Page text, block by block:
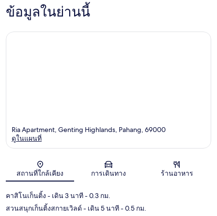
ข้อมูลในย่านนี้
แผนที่
Ria Apartment, Genting Highlands, Pahang, 69000
ดูในแผนที่
สถานที่ใกล้เคียง การเดินทาง ร้านอาหาร
คาสิโนเก็นติ้ง - เดิน 3 นาที- 0.3 กม.
สวนสนุกเก็นติ้งสกายเวิลด์ - เดิน 5 นาที- 0.5 กม.